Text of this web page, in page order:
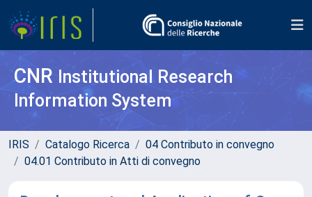
CNR Institutional Research
Information System
IRIS Catalogo Ricerca
04 Contributo in convegno
04.01 Contributo in Atti di convegno